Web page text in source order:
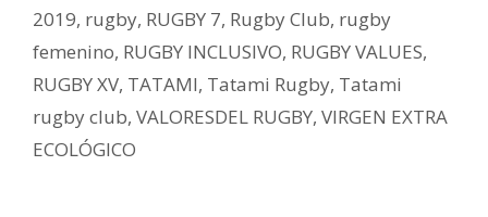
2019, rugby, RUGBY 7, Rugby Club, rugby
femenino, RUGBY INCLUSIVO, RUGBY VALUES,
RUGBY XV, TATAMI, Tatami Rugby, Tatami
rugby club, VALORESDEL RUGBY, VIRGEN EXTRA
ECOLÓGICO